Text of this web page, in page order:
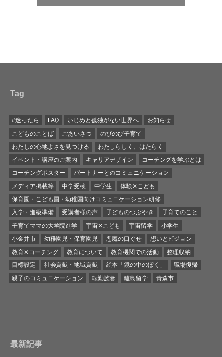
Tag
#迷ったら FAQ いじめと孤独がない世界へ
お知らせ
こどものことば
ごあいさつ
のびのび子育て
わたしの心地よさを見つける
わたしらしく、はたらく
イベント・講座のご案内
キャリアデザイン
コーチングを学ぶとは
コーチングポスター
パートナーとのコミュニケーション
メディア掲載等
中学受検 中学生
体験✕こども
保育園・こども園・幼稚園向けコミュニケーション研修
入学・進級準備
受講者様の声 子どものつぶやき
子育てのこと
子育てママの大学院進学
宇宙✕こども 宇宙留学
小学生
小金井市
幼稚園児・保育園児 悪魔の口ぐせ
想いとビジョン
教育✕コーチング
教育について 教育機関での活動
整理収納
目標設定
社会貢献・地域貢献 絵本「鏡の中のぼく」
職場復帰
親子のコミュニケーション
転勤族妻 離島留学 青森市
最新記事